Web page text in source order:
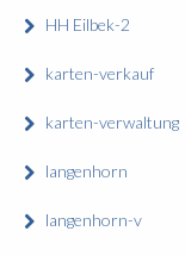
HH Eilbek-2
karten-verkauf
karten-verwaltung
langenhorn
langenhorn-v